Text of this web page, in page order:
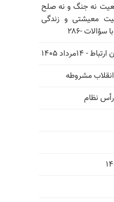
نه جنگ و نه صلح
معیشتی و زندگی
-۲۸۶
۱۴۰۵
نظام